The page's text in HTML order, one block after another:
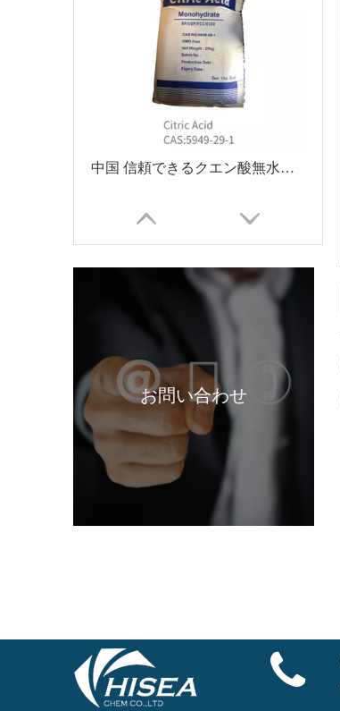
中国 信頼できるクエン酸無水物/クエン酸一水和物/クエン酸ナトリウム
液体 68% 原料 硝酸
お問い合わせ